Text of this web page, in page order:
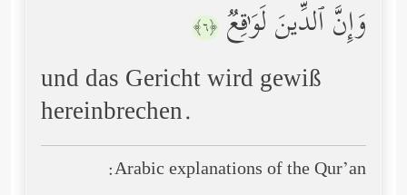
وَإِنَّ ٱلدِّینَ لَوَ ٰ⁠قِعࣱ ﴿٦﴾
und das Gericht wird gewiß
hereinbrechen.
Arabic explanations of the Qur’an: